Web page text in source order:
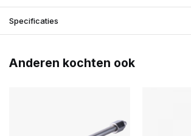
Specificaties
Anderen kochten ook